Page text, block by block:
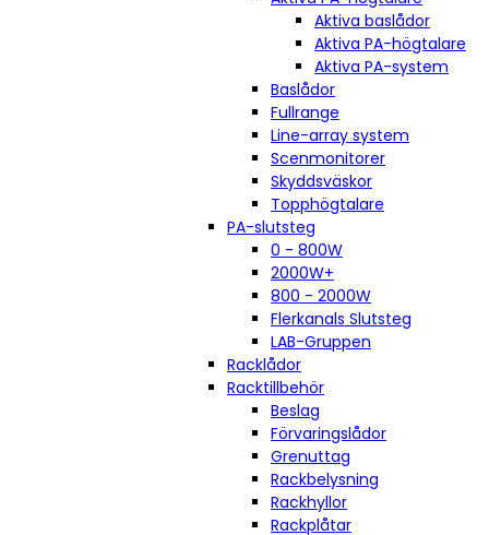
Aktiva baslådor
Aktiva PA-högtalare
Aktiva PA-system
Baslådor
Fullrange
Line-array system
Scenmonitorer
Skyddsväskor
Topphögtalare
PA-slutsteg
0 - 800W
2000W+
800 - 2000W
Flerkanals Slutsteg
LAB-Gruppen
Racklådor
Racktillbehör
Beslag
Förvaringslådor
Grenuttag
Rackbelysning
Rackhyllor
Rackplåtar